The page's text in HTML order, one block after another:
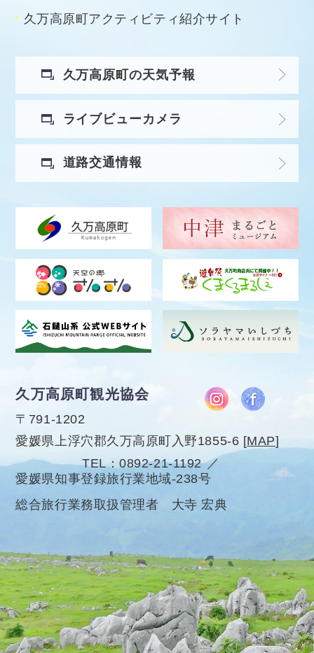
久万高原町アクティビティ紹介サイト
久万高原町の天気予報
ライブビューカメラ
道路交通情報
久万高原町観光協会
〒791-1202
愛媛県上浮穴郡久万高原町入野1855-6 [MAP]
TEL
0892-21-1192
愛媛県知事登録旅行業地域-238号
総合旅行業務取扱管理者 大寺 宏典